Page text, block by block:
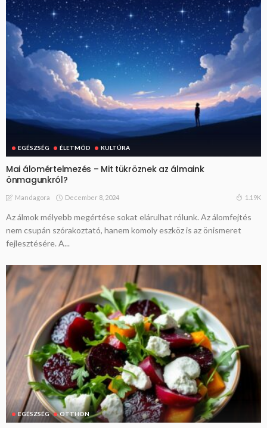
EGÉSZSÉG ÉLETMÓD KULTÚRA
Mai álomértelmezés – Mit tükröznek az álmaink
önmagunkról?
Mandagora December 8, 2024 1.19K
Az álmok mélyebb megértése sokat elárulhat rólunk. Az álomfejtés
nem csupán szórakoztató, hanem komoly eszköz is az önismeret
fejlesztésére. A...
EGÉSZSÉG OTTHON